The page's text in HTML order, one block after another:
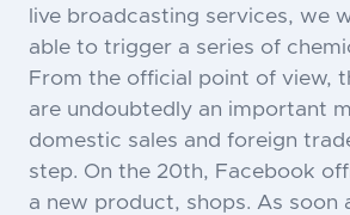
live broadcasting services, we
able to trigger a series of
From the official point of view,
are undoubtedly an important
domestic sales and foreign
step. On the 20th, Facebook
a new product, shops. As soon